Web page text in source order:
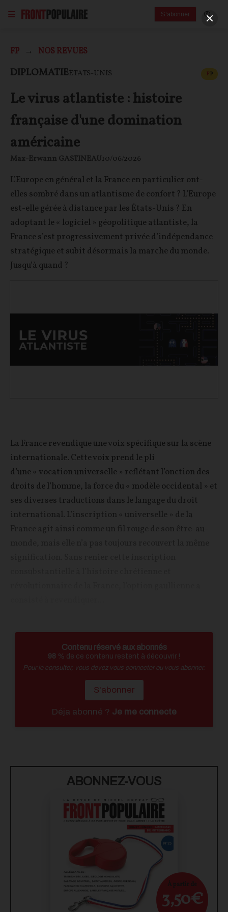
S'abonner
FP NOS REVUES
DIPLOMATIEÉTATS-UNIS FP
Le virus atlantiste : histoire
française d'une domination
américaine
Max-Erwann GASTINEAU10/06/2026
L’Europe en général et la France en particulier ont-
elles sombré dans un atlantisme de confort ? L’Europe
est-elle gérée à distance par les États-Unis ? En
adoptant le « logiciel » géopolitique atlantiste, la
France s’est progressivement privée d’indépendance
stratégique et subit désormais la marche du monde.
Jusqu’à quand ?
La France revendique une voix spécifique sur la scène
internationale. Cette voix prend le pli
d’une « vocation universelle » reflétant l’onction des
droits de l’homme, la force du « modèle occidental » et
ses diverses traductions dans le langage du droit
international. L’inscription « universelle » de la
Contenu réservé aux abonnés
98 % de ce contenu restent à découvrir !
Pour le consulter, vous devez vous connecter ou vous abonner.
S'abonner
Déja abonné ? Je me connecte
ABONNEZ-VOUS
À partir de
3,50€